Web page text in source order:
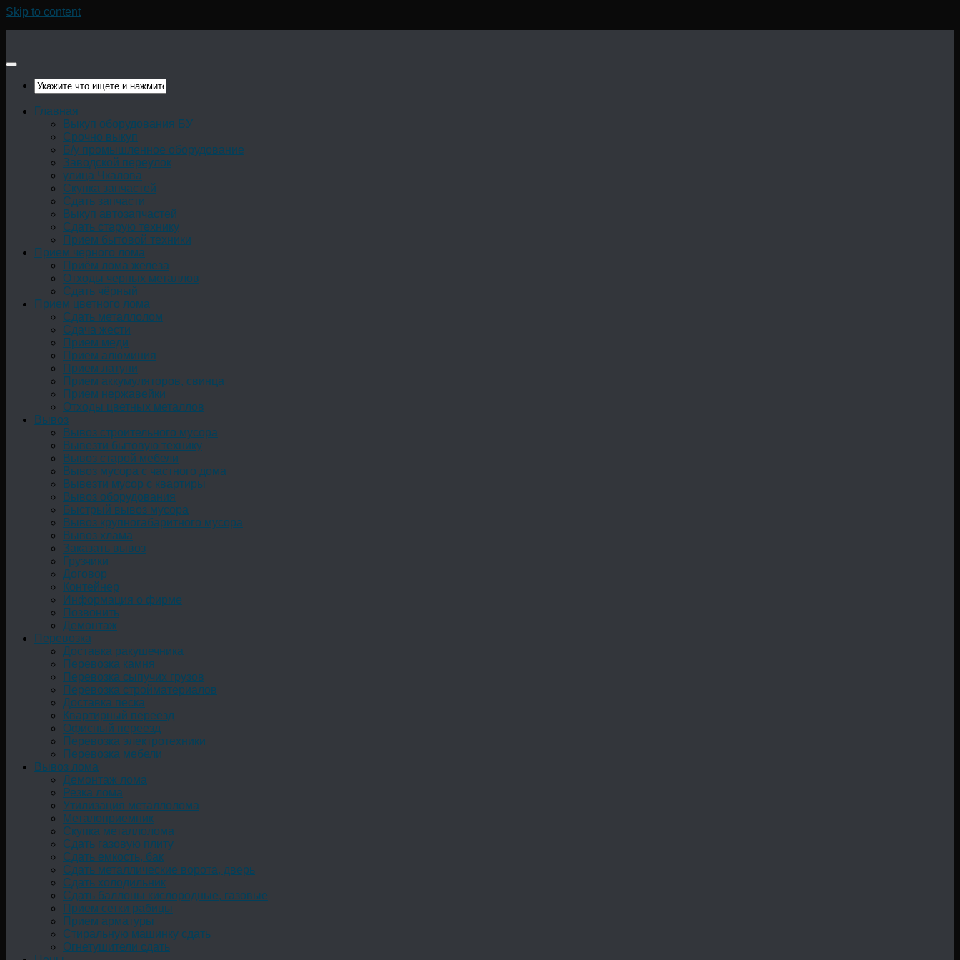
Skip to content
Главная
Выкуп оборудования БУ
Срочно выкуп
Б/у промышленное оборудование
Заводской переулок
улица Чкалова
Скупка запчастей
Сдать запчасти
Выкуп автозапчастей
Сдать старую технику
Прием бытовой техники
Прием черного лома
Приём лома железа
Отходы черных металлов
Сдать чёрный
Прием цветного лома
Сдать металлолом
Сдача жести
Прием меди
Прием алюминия
Прием латуни
Прием аккумуляторов, свинца
Прием нержавейки
Отходы цветных металлов
Вывоз
Вывоз строительного мусора
Вывезти бытовую технику
Вывоз старой мебели
Вывоз мусора с частного дома
Вывезти мусор с квартиры
Вывоз оборудования
Быстрый вывоз мусора
Вывоз крупногабаритного мусора
Вывоз хлама
Заказать вывоз
Грузчики
Договор
Контейнер
Информация о фирме
Позвонить
Демонтаж
Перевозка
Доставка ракушечника
Перевозка камня
Перевозка сыпучих грузов
Перевозка стройматериалов
Доставка песка
Квартирный переезд
Офисный переезд
Перевозка электротехники
Перевозка мебели
Вывоз лома
Демонтаж лома
Резка лома
Утилизация металлолома
Металоприемник
Скупка металлолома
Сдать газовую плиту
Сдать емкость, бак
Cдать металлические ворота, дверь
Сдать холодильник
Сдать баллоны кислородные, газовые
Прием сетки рабицы
Прием арматуры
Стиральную машинку сдать
Огнетушители сдать